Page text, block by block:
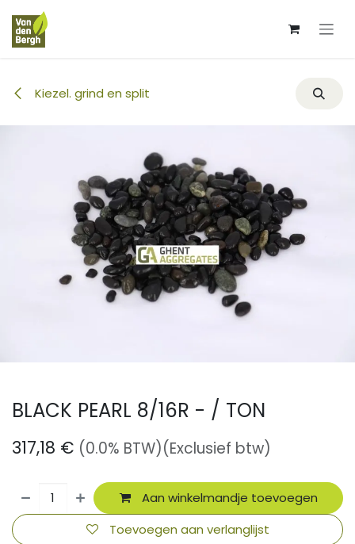
Overslaan naar inhoud
Kiezel. grind en split
BLACK PEARL 8/16R - / TON
317,18 € (0.0% BTW)(Exclusief btw)
Aan winkelmandje toevoegen
Toevoegen aan verlanglijst